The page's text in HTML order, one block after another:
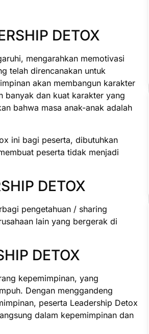
DETOX
mengarahkan memotivasi
telah direncanakan untuk
akan membangun karakter
banyak dan kuat karakter yang
bahwa masa anak-anak adalah
ini bagi peserta, dibutuhkan
peserta tidak menjadi
DETOX
pengetahuan / sharing
lain yang bergerak di
DETOX
kepemimpinan, yang
Dengan menggandeng
peserta Leadership Detox
dalam kepemimpinan dan